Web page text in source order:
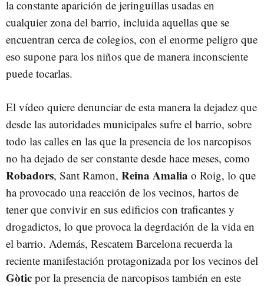
la constante aparición de jeringuillas usadas en
cualquier zona del barrio, incluida aquellas que se
encuentran cerca de colegios, con el enorme peligro que
eso supone para los niños que de manera inconsciente
puede tocarlas.
El vídeo quiere denunciar de esta manera la dejadez que
desde las autoridades municipales sufre el barrio, sobre
todo las calles en las que la presencia de los narcopisos
no ha dejado de ser constante desde hace meses, como
Robadors, Sant Ramon, Reina Amalia o Roig, lo que
ha provocado una reacción de los vecinos, hartos de
tener que convivir en sus edificios con traficantes y
drogadictos, lo que provoca la degrdación de la vida en
el barrio. Además, Rescatem Barcelona recuerda la
reciente manifestación protagonizada por los vecinos del
Gòtic por la presencia de narcopisos también en este